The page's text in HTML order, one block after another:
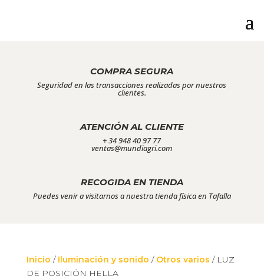
COMPRA SEGURA
Seguridad en las transacciones realizadas por nuestros
clientes.
ATENCIÓN AL CLIENTE
+ 34 948 40 97 77
ventas@mundiagri.com
RECOGIDA EN TIENDA
Puedes venir a visitarnos a nuestra tienda física en Tafalla
Inicio / Iluminación y sonido / Otros varios / LUZ
DE POSICIÓN HELLA